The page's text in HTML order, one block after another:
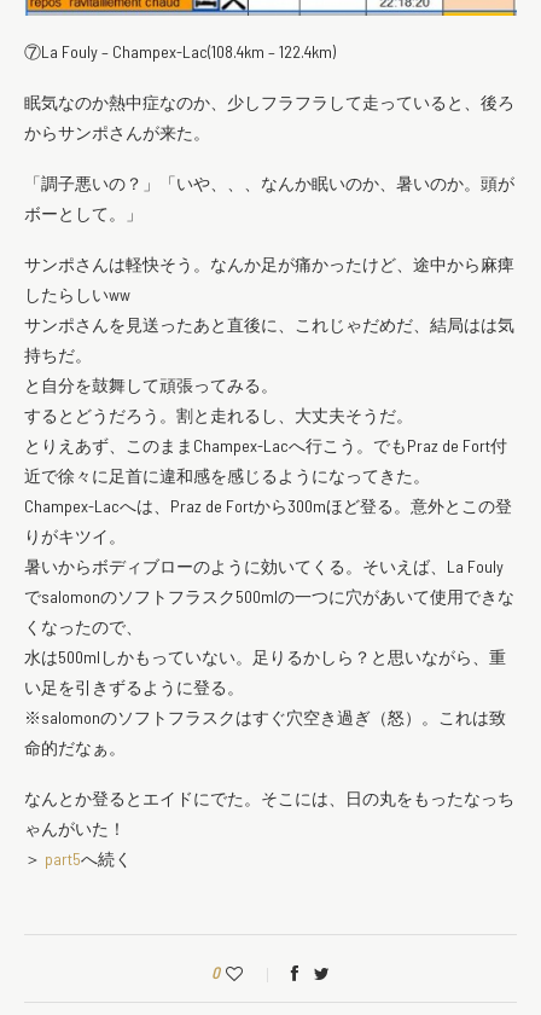
⑦La Fouly – Champex-Lac(108.4km – 122.4km)
眠気なのか熱中症なのか、少しフラフラして走っていると、後ろ
からサンポさんが来た。
「調子悪いの？」「いや、、、なんか眠いのか、暑いのか。頭が
ボーとして。」
サンポさんは軽快そう。なんか足が痛かったけど、途中から麻痺
したらしいww
サンポさんを見送ったあと直後に、これじゃだめだ、結局はは気
持ちだ。
と自分を鼓舞して頑張ってみる。
するとどうだろう。割と走れるし、大丈夫そうだ。
とりえあず、このままChampex-Lacへ行こう。でもPraz de Fort付
近で徐々に足首に違和感を感じるようになってきた。
Champex-Lacへは、Praz de Fortから300mほど登る。意外とこの登
りがキツイ。
暑いからボディブローのように効いてくる。そいえば、La Fouly
でsalomonのソフトフラスク500mlの一つに穴があいて使用できな
くなったので、
水は500mlしかもっていない。足りるかしら？と思いながら、重
い足を引きずるように登る。
※salomonのソフトフラスクはすぐ穴空き過ぎ（怒）。これは致
命的だなぁ。
なんとか登るとエイドにでた。そこには、日の丸をもったなっち
ゃんがいた！
＞ part5へ続く
0